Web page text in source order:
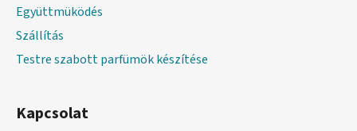
Együttmüködés
Szállítás
Testre szabott parfümök készítése
Kapcsolat